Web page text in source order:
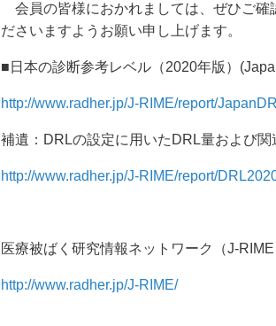
会員の皆様におかれましては、ぜひご確
ださいますようお願い申し上げます。
■日本の診断参考レベル（2020年版）
http://www.radher.jp/J-RIME/report/
補遺：DRLの設定に用いたDRL量および関
http://www.radher.jp/J-RIME/report/
医療被ばく研究情報ネットワーク（J-
http://www.radher.jp/J-RIME/